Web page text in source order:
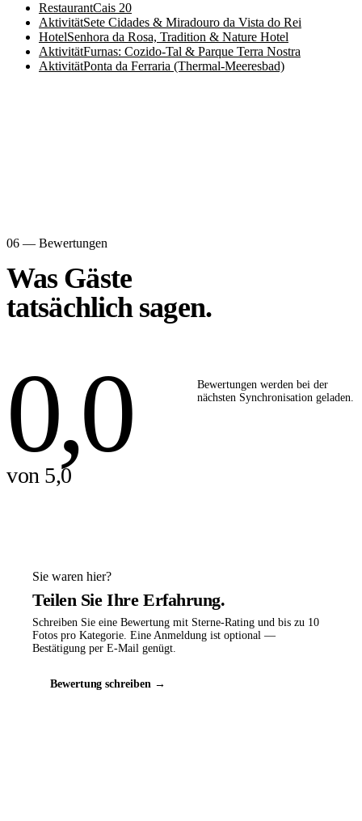
RestaurantCais 20
AktivitätSete Cidades & Miradouro da Vista do Rei
HotelSenhora da Rosa, Tradition & Nature Hotel
AktivitätFurnas: Cozido-Tal & Parque Terra Nostra
AktivitätPonta da Ferraria (Thermal-Meeresbad)
06 — Bewertungen
Was Gäste
tatsächlich sagen.
0,0
von 5,0
Bewertungen werden bei der
nächsten Synchronisation geladen.
Sie waren hier?
Teilen Sie Ihre Erfahrung.
Schreiben Sie eine Bewertung mit Sterne-Rating und bis zu 10
Fotos pro Kategorie. Eine Anmeldung ist optional —
Bestätigung per E-Mail genügt.
Bewertung schreiben →